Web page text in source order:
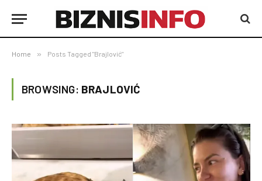
Home » Posts Tagged "Brajlović"
BROWSING: BRAJLOVIĆ